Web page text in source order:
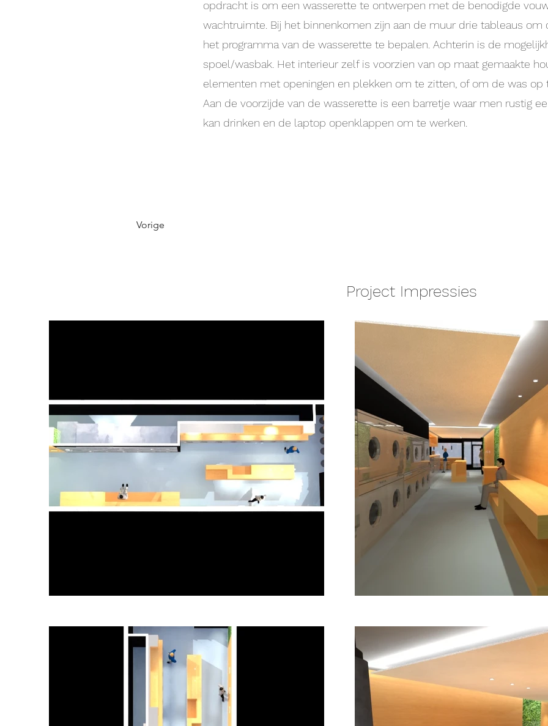
opdracht is om een wasserette te ontwerpen met de benodigde
wachtruimte. Bij het binnenkomen zijn aan de muur drie tableaus om
het programma van de wasserette te bepalen. Achterin is de
spoel/wasbak. Het interieur zelf is voorzien van op maat gemaakte
elementen met openingen en plekken om te zitten, of om de was op
Aan de voorzijde van de wasserette is een barretje waar men rustig
kan drinken en de laptop openklappen om te werken.
Vorige
Project Impressies